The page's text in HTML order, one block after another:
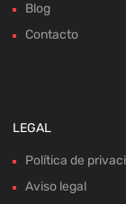
Blog
Contacto
LEGAL
Política de
Aviso legal